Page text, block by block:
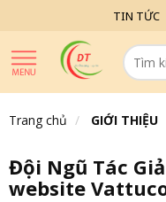
TIN TỨC
Trang chủ GIỚI THIỆU
Đội Ngũ Tác
website